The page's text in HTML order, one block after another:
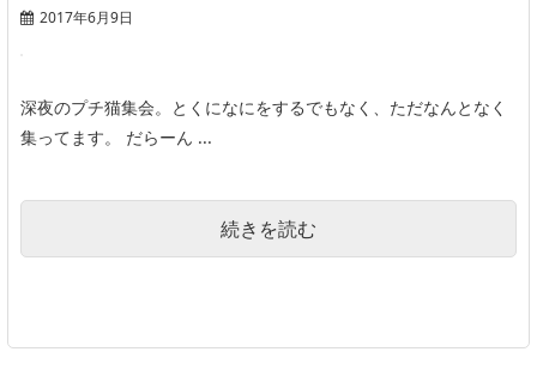
2017年6月9日
深夜のプチ猫集会。とくになにをするでもなく、ただなんとなく
集ってます。 だらーん ...
続きを読む